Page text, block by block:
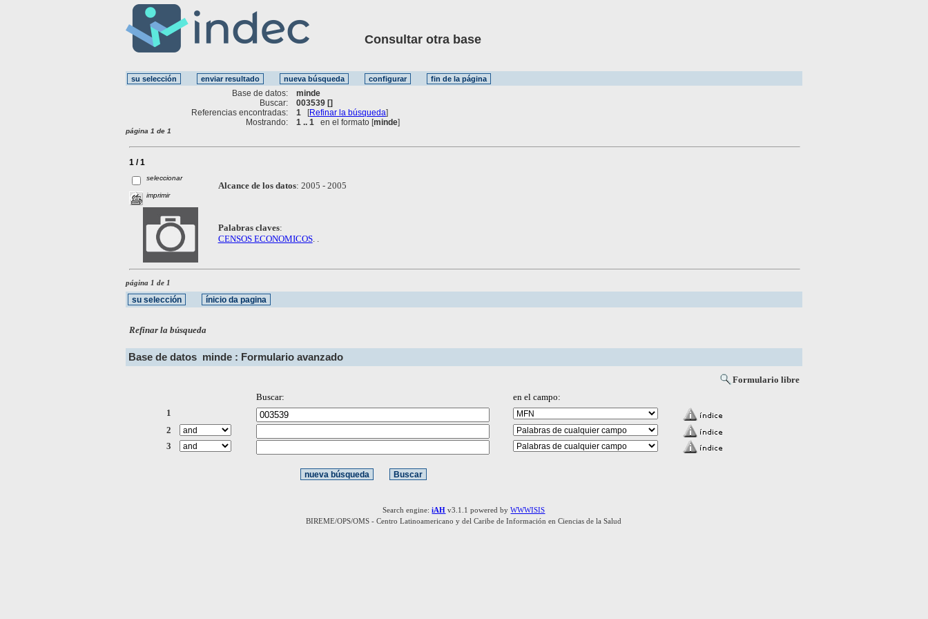
Consultar otra base
Base de datos:
minde
Buscar:
003539 []
Referencias encontradas:
1 [Refinar la búsqueda]
Mostrando:
1 .. 1 en el formato [minde]
página 1 de 1
1 / 1
seleccionar
imprimir
Alcance de los datos: 2005 - 2005
Palabras claves:
CENSOS ECONOMICOS. .
página 1 de 1
Refinar la búsqueda
Base de datos minde : Formulario avanzado
Formulario libre
Buscar:
en el campo:
1
2
3
Search engine:iAH v3.1.1 powered byWWWISIS
BIREME/OPS/OMS - Centro Latinoamericano y del Caribe de Información en Ciencias de la Salud